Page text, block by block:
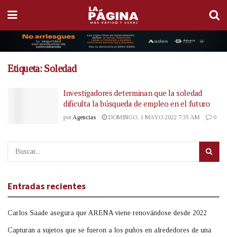
Etiqueta: Soledad
Investigadores determinan que la soledad
dificulta la búsqueda de empleo en el futuro
por Agencias DOMINGO, 1 MAYO 2022 7:35 AM 0
Entradas recientes
Carlos Saade asegura que ARENA viene renovándose desde 2022
Capturan a sujetos que se fueron a los puños en alrededores de una